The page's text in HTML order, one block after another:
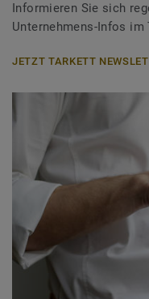
Informieren Sie sich
Unternehmens-Infos
JETZT TARKETT